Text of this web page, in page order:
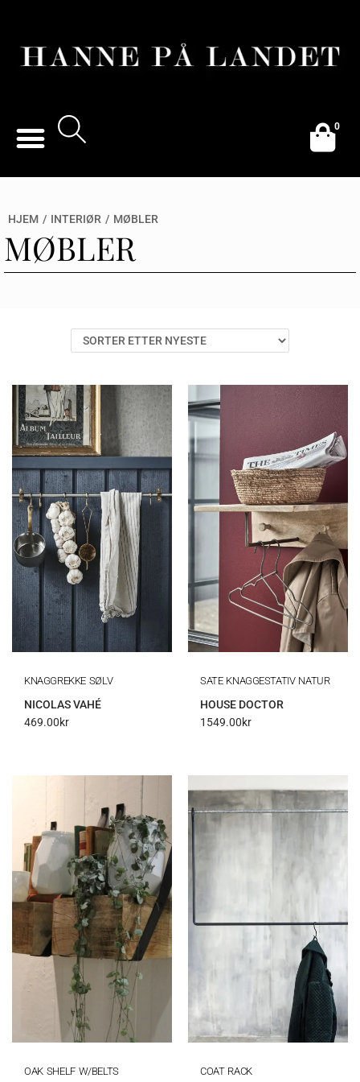
0
HJEM / INTERIØR / MØBLER
MØBLER
KNAGGREKKE SØLV
NICOLAS VAHÉ
469.00kr
SATE KNAGGESTATIV NATUR
HOUSE DOCTOR
1549.00kr
OAK SHELF W/BELTS COAT RACK